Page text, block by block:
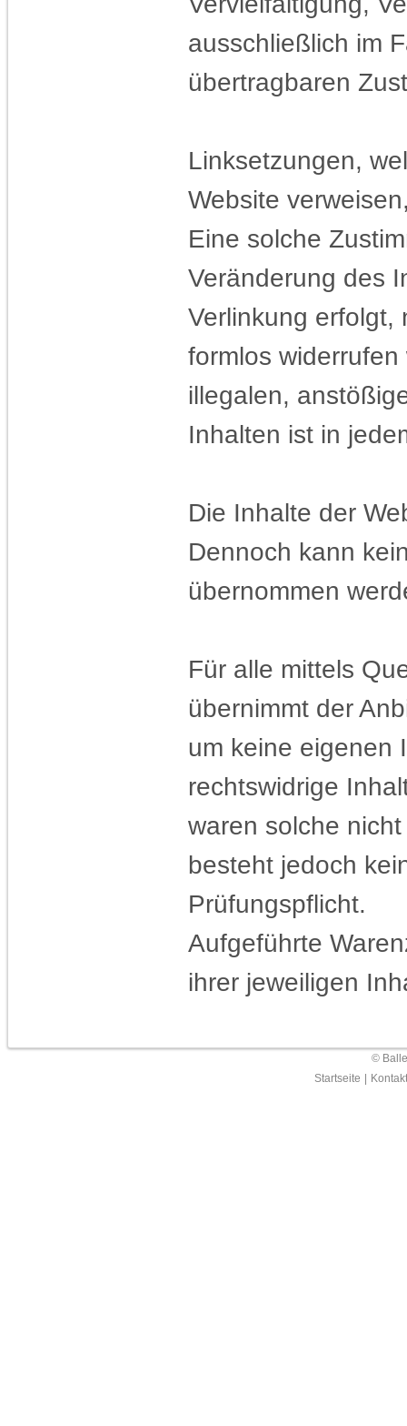
ausschließlich im
übertragbaren
Linksetzungen,
Website
Eine solche
Veränderung des
Verlinkung erfolgt,
formlos
illegalen,
Inhalten ist in
Die Inhalte der
Dennoch kann
übernommen
Für alle mittels
übernimmt der
um keine eigenen
rechtswidrige
waren solche
besteht jedoch
Prüfungspflicht.
Aufgeführte
ihrer jeweiligen
©
Startseite
Kontakt